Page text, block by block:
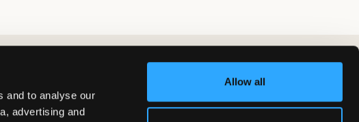
and to analyse our
advertising and
Allow all